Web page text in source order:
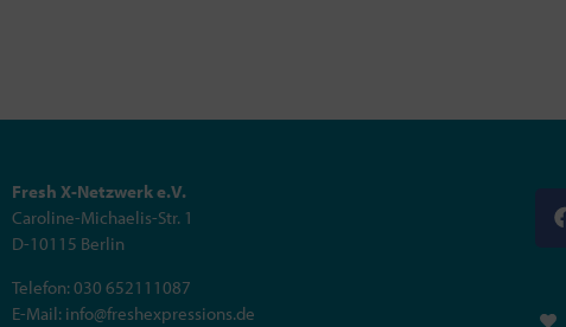
Fresh X-Netzwerk e.V.
Caroline-Michaelis-Str. 1
D-10115 Berlin
Telefon: 030 652111087
E-Mail: info@freshexpressions.de